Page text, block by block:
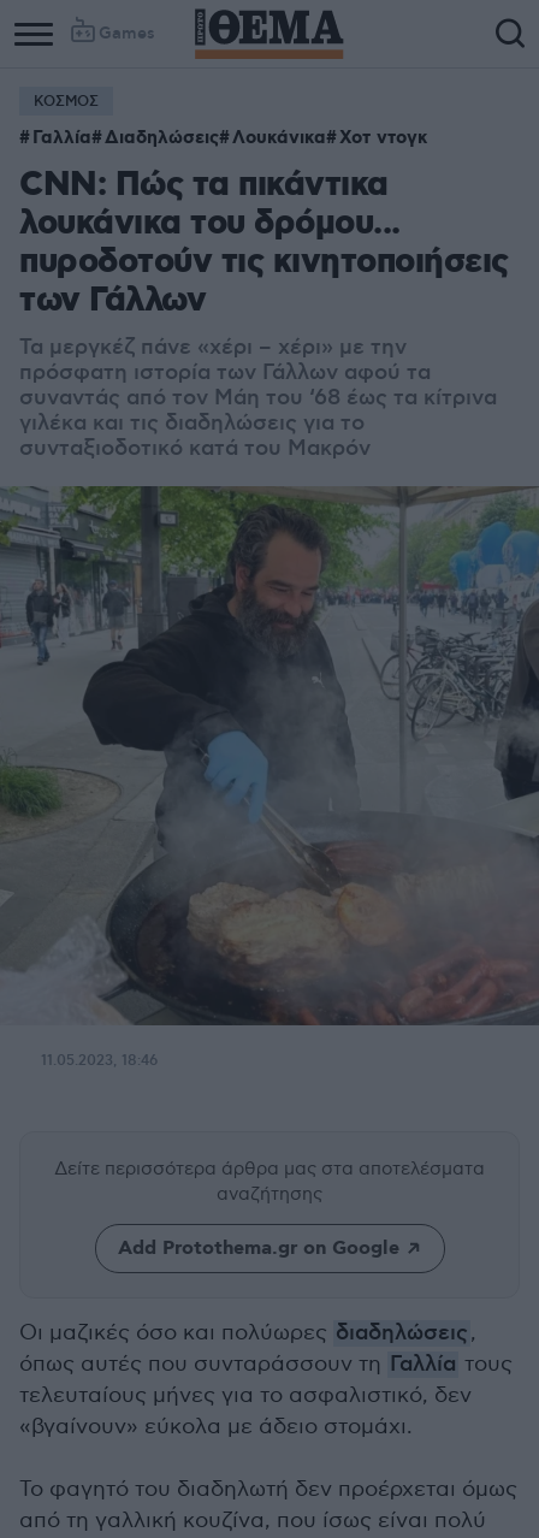
Games
ΚΟΣΜΟΣ
Γαλλία Διαδηλώσεις Λουκάνικα Χοτ ντογκ
CNN: Πώς τα πικάντικα
λουκάνικα του δρόμου...
πυροδοτούν τις κινητοποιήσεις
των Γάλλων
Τα μεργκέζ πάνε «χέρι – χέρι» με την
πρόσφατη ιστορία των Γάλλων αφού τα
συναντάς από τον Μάη του ‘68 έως τα κίτρινα
γιλέκα και τις διαδηλώσεις για το
συνταξιοδοτικό κατά του Μακρόν
11.05.2023, 18:46
Δείτε περισσότερα άρθρα μας στα αποτελέσματα
αναζήτησης
Add Protothema.gr on Google
Οι μαζικές όσο και πολύωρες διαδηλώσεις,
όπως αυτές που συνταράσσουν τη Γαλλία τους
τελευταίους μήνες για το ασφαλιστικό, δεν
«βγαίνουν» εύκολα με άδειο στομάχι.
Το φαγητό του διαδηλωτή δεν προέρχεται όμως
από τη γαλλική κουζίνα, που ίσως είναι πολύ